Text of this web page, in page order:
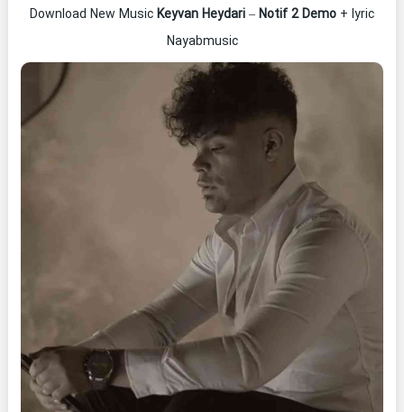
Download New Music Keyvan Heydari – Notif 2 Demo + lyric
Nayabmusic